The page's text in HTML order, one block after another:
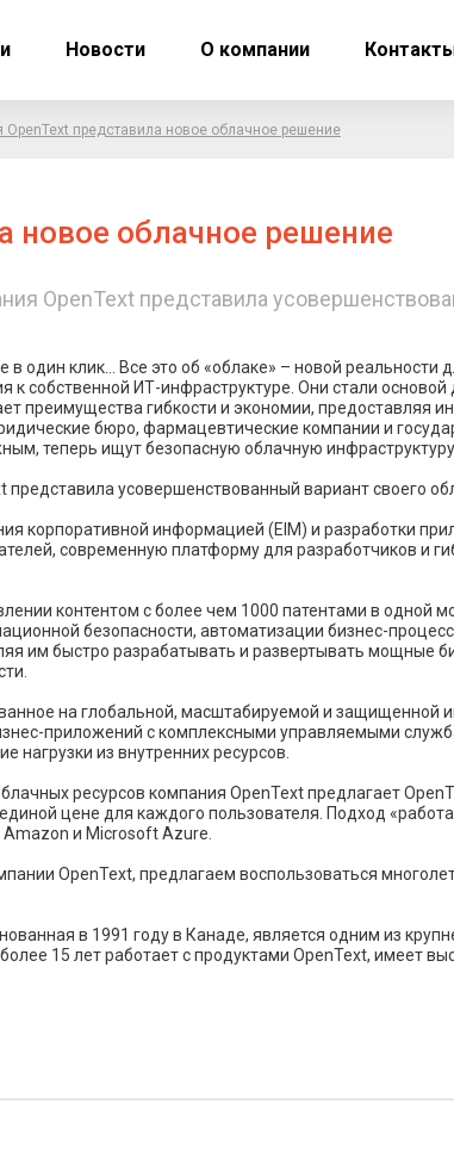
Новости О компании
OpenText представила новое облачное решение
новое облачное решение
OpenText представила
один клик… Все это об «облаке» – новой
собственной ИТ-инфраструктуре. Они стали
преимущества гибкости и экономии, предоставляя
бюро, фармацевтические компании и
теперь ищут безопасную облачную
усовершенствованный вариант своего
корпоративной информацией (EIM) и разработки
современную платформу для разработчиков и
контентом с более чем 1000 патентами в
безопасности, автоматизации бизнес-
им быстро разрабатывать и развертывать мощные
на глобальной, масштабируемой и защищенной
приложений с комплексными управляемыми
нагрузки из внутренних ресурсов.
ресурсов компания OpenText предлагает
цене для каждого пользователя. Подход
и Microsoft Azure.
OpenText, предлагаем воспользоваться
в 1991 году в Канаде, является одним из
15 лет работает с продуктами OpenText, имеет